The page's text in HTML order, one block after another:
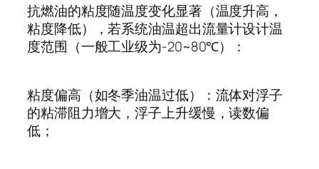
抗燃油的粘度随温度变化显著（温度升高，
粘度降低），若系统油温超出流量计设计温
度范围（一般工业级为-20~80℃）：
粘度偏高（如冬季油温过低）：流体对浮子
的粘滞阻力增大，浮子上升缓慢，读数偏
低；